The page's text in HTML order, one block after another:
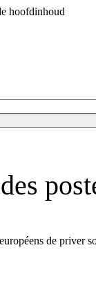
hoofdinhoud
de priver